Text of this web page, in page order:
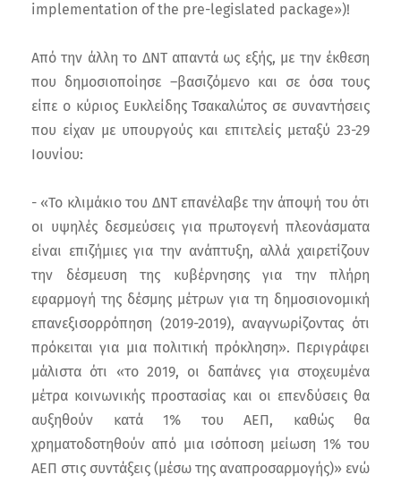
implementation of the pre-legislated package»)!
Από την άλλη το ΔΝΤ απαντά ως εξής, με την έκθεση
που δημοσιοποίησε –βασιζόμενο και σε όσα τους
είπε ο κύριος Ευκλείδης Τσακαλώτος σε συναντήσεις
που είχαν με υπουργούς και επιτελείς μεταξύ 23-29
Ιουνίου:
- «Το κλιμάκιο του ΔΝΤ επανέλαβε την άποψή του ότι
οι υψηλές δεσμεύσεις για πρωτογενή πλεονάσματα
είναι επιζήμιες για την ανάπτυξη, αλλά χαιρετίζουν
την δέσμευση της κυβέρνησης για την πλήρη
εφαρμογή της δέσμης μέτρων για τη δημοσιονομική
επανεξισορρόπηση (2019-2019), αναγνωρίζοντας ότι
πρόκειται για μια πολιτική πρόκληση». Περιγράφει
μάλιστα ότι «το 2019, οι δαπάνες για στοχευμένα
μέτρα κοινωνικής προστασίας και οι επενδύσεις θα
αυξηθούν κατά 1% του ΑΕΠ, καθώς θα
χρηματοδοτηθούν από μια ισόποση μείωση 1% του
ΑΕΠ στις συντάξεις (μέσω της αναπροσαρμογής)» ενώ